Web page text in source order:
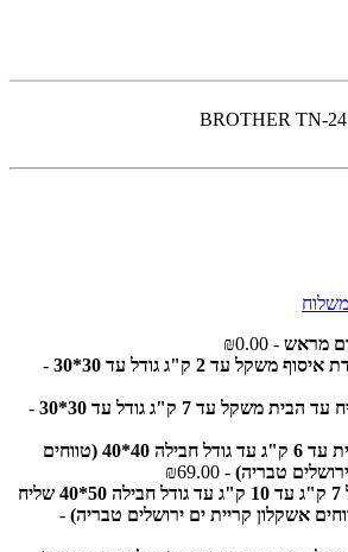
מראש - ₪0.00
עד 2 ק"ג גודל עד 30*30
-
משקל עד 7 ק"ג גודל עד 30*30
-
שליח אישי עד הבית עד 6 ק"ג עד גודל חבילה 40*40 (טווחים
טבריה) - ₪69.00
משלוח משקל מעל 7 ק"ג עד 10 ק"ג עד גודל חבילה 50*40 שליח
אשקלון קריית ים ירושלים טבריה) -